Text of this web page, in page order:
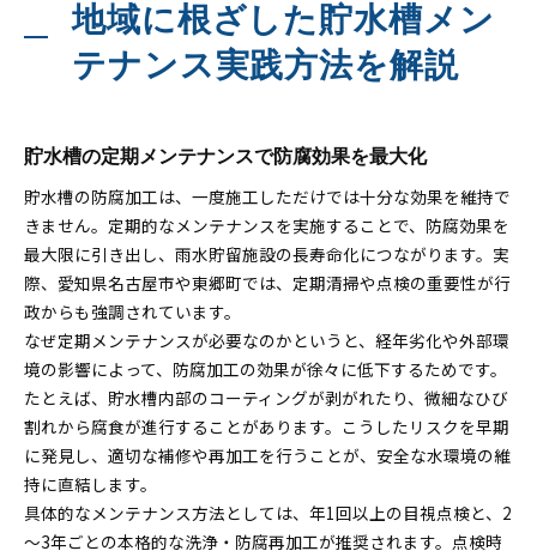
地域に根ざした貯水槽メン
テナンス実践方法を解説
貯水槽の定期メンテナンスで防腐効果を最大化
貯水槽の防腐加工は、一度施工しただけでは十分な効果を維持で
きません。定期的なメンテナンスを実施することで、防腐効果を
最大限に引き出し、雨水貯留施設の長寿命化につながります。実
際、愛知県名古屋市や東郷町では、定期清掃や点検の重要性が行
政からも強調されています。
なぜ定期メンテナンスが必要なのかというと、経年劣化や外部環
境の影響によって、防腐加工の効果が徐々に低下するためです。
たとえば、貯水槽内部のコーティングが剥がれたり、微細なひび
割れから腐食が進行することがあります。こうしたリスクを早期
に発見し、適切な補修や再加工を行うことが、安全な水環境の維
持に直結します。
具体的なメンテナンス方法としては、年1回以上の目視点検と、2
～3年ごとの本格的な洗浄・防腐再加工が推奨されます。点検時